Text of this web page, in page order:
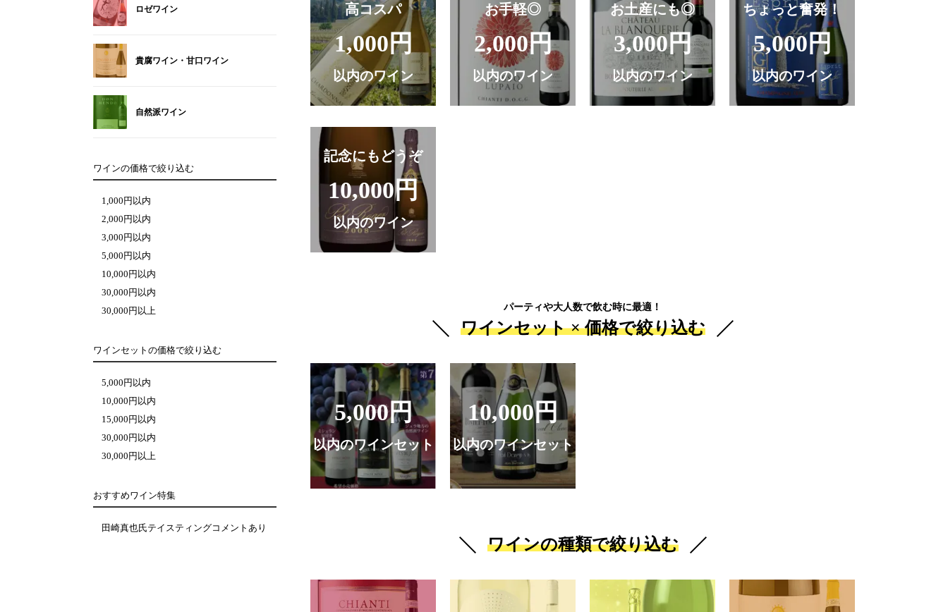
ロゼワイン
貴腐ワイン・甘口ワイン
自然派ワイン
ワインの価格で絞り込む
1,000円以内
2,000円以内
3,000円以内
5,000円以内
10,000円以内
30,000円以内
30,000円以上
ワインセットの価格で絞り込む
5,000円以内
10,000円以内
15,000円以内
30,000円以内
30,000円以上
おすすめワイン特集
田崎真也氏テイスティングコメントあり
高コスパ
1,000円
以内のワイン
お手軽◎
2,000円
以内のワイン
お土産にも◎
3,000円
以内のワイン
ちょっと奮発！
5,000円
以内のワイン
記念にもどうぞ
10,000円
以内のワイン
パーティや大人数で飲む時に最適！
ワインセット ×価格で絞り込む
5,000円
以内のワインセット
10,000円
以内のワインセット
ワインの種類で絞り込む